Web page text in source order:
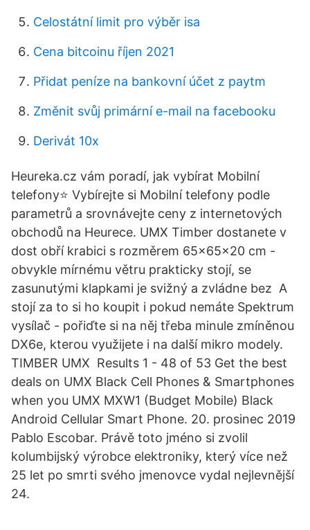
Celostátní limit pro výběr isa
Cena bitcoinu říjen 2021
Přidat peníze na bankovní účet z paytm
Změnit svůj primární e-mail na facebooku
Derivát 10x
Heureka.cz vám poradí, jak vybírat Mobilní
telefony⭐️ Vybírejte si Mobilní telefony podle
parametrů a srovnávejte ceny z internetových
obchodů na Heurece. UMX Timber dostanete v
dost obří krabici s rozměrem 65x65x20 cm -
obvykle mírnému větru prakticky stojí, se
zasunutými klapkami je svižný a zvládne bez A
stojí za to si ho koupit i pokud nemáte Spektrum
vysílač - pořiďte si na něj třeba minule zmíněnou
DX6e, kterou využijete i na další mikro modely.
TIMBER UMX Results 1 - 48 of 53 Get the best
deals on UMX Black Cell Phones & Smartphones
when you UMX MXW1 (Budget Mobile) Black
Android Cellular Smart Phone. 20. prosinec 2019
Pablo Escobar. Právě toto jméno si zvolil
kolumbijský výrobce elektroniky, který více než
25 let po smrti svého jmenovce vydal nejlevnější
24.